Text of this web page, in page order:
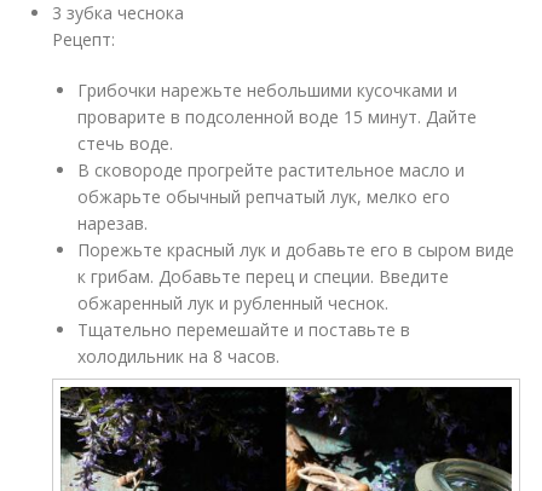
3 зубка чеснока
Рецепт:
Грибочки нарежьте небольшими кусочками и
проварите в подсоленной воде 15 минут. Дайте
стечь воде.
В сковороде прогрейте растительное масло и
обжарьте обычный репчатый лук, мелко его
нарезав.
Порежьте красный лук и добавьте его в сыром виде
к грибам. Добавьте перец и специи. Введите
обжаренный лук и рубленный чеснок.
Тщательно перемешайте и поставьте в
холодильник на 8 часов.